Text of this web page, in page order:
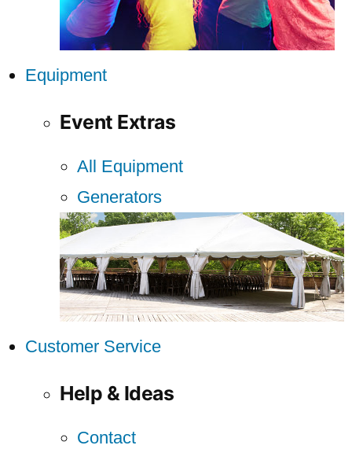
Equipment
Event Extras
All Equipment
Generators
Customer Service
Help & Ideas
Contact